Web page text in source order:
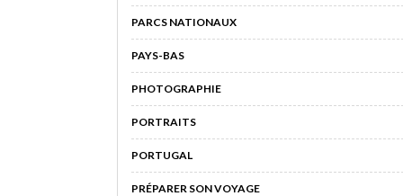
PARCS NATIONAUX
PAYS-BAS
PHOTOGRAPHIE
PORTRAITS
PORTUGAL
PRÉPARER SON VOYAGE